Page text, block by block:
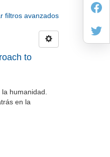
filtros avanzados
to
humanidad.
en la